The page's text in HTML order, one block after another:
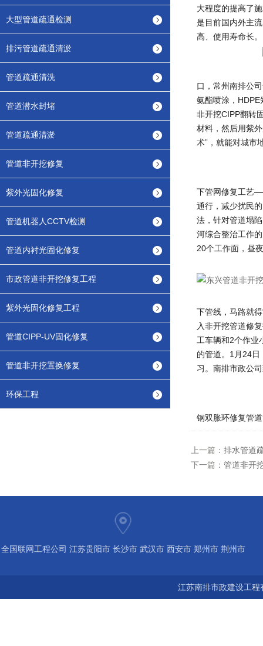
大型管道疏通检测
排污管道疏通清淤
管道疏通清洗
管道潜水封堵
管道疏通清淤
管道非开挖修复
紫外光固化修复
管道机器人CCTV检测
管道内衬光固化修复
市政管道非开挖修复工程
紫外光固化修复工程
管道CIPP-UV固化修复
管道非开挖置换修复
环保工程
大程度的提高了
是目前国内外主
高、使用寿命长。
口，常州南排公
氨酯喷涂，
非开挖CIPP翻转
材料，然后用紫
术”，就能对城市
下管网修复工艺
通行，减少扰民
法，针对管道塌
河综合整治工作
20个工作面，昼
下管线，马路就
入非开挖管道修
工车辆和2个作业
的管道。1月24
习。南排市政公
钢双胀环修复管
上一篇： 排水管道
下一篇： 管道非开
全国联网工程公司 江苏贵阳市 长沙市 武汉市 西安市 郑州市 荆州市
江苏南排市政建设工